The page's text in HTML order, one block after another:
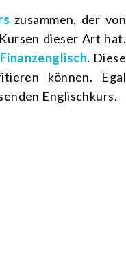
zusammen, der von
dieser Art hat.
Finanzenglisch. Diese
können. Egal
Englischkurs.